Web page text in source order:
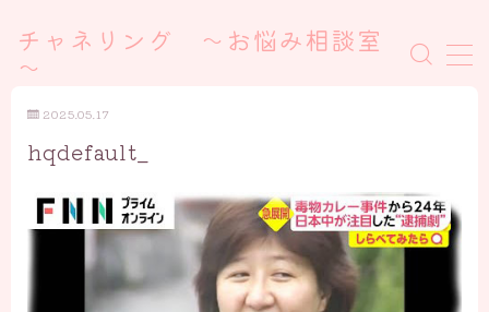
チャネリング ～お悩み相談室
～MENU
悩みを無料で解決したい方はこちら
セッション予約
リクエストを出す
エックスからリクエストを出す
2025.05.17
hqdefault_